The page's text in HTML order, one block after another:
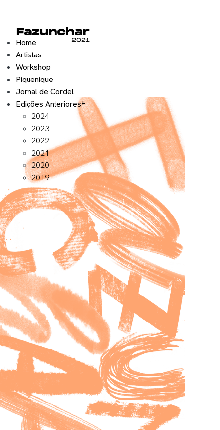
Home
Artistas
Workshop
Piquenique
Jornal de Cordel
Edições Anteriores
2024
2023
2022
2021
2020
2019
Exposição 2021